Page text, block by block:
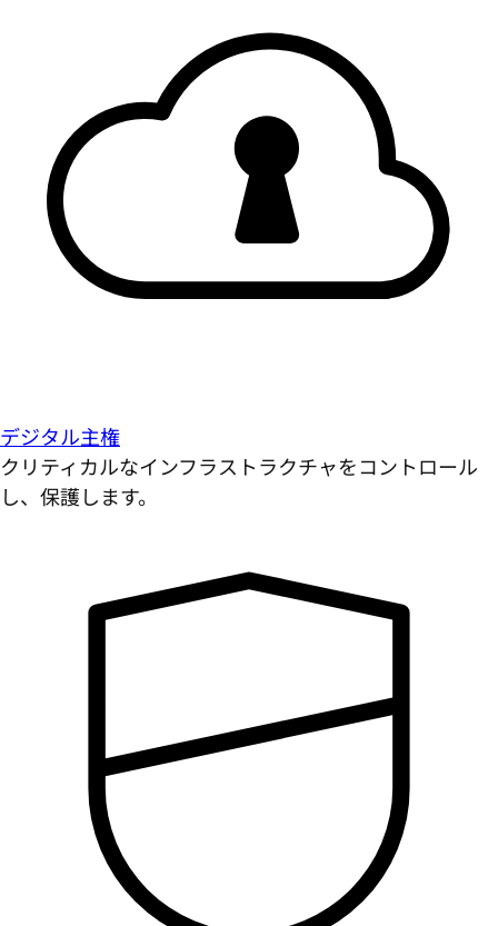
デジタル主権
クリティカルなインフラストラクチャをコントロール
し、保護します。